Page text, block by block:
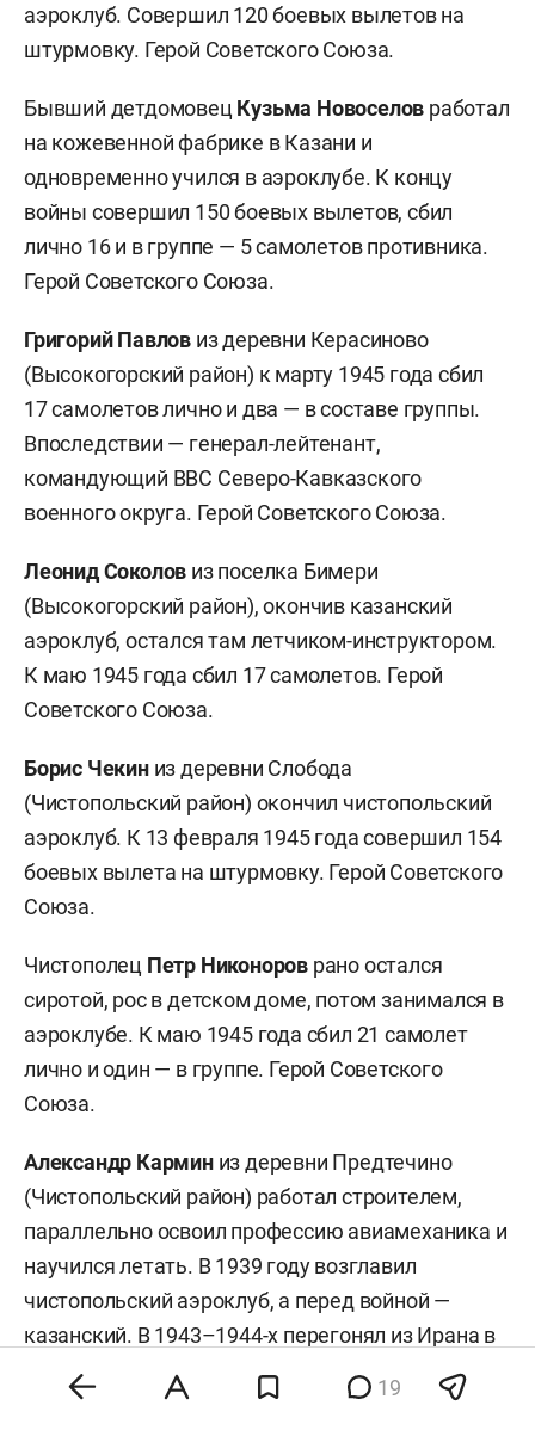
аэроклуб. Совершил 120 боевых вылетов на
штурмовку. Герой Советского Союза.
Бывший детдомовец Кузьма Новоселов работал
на кожевенной фабрике в Казани и
одновременно учился в аэроклубе. К концу
войны совершил 150 боевых вылетов, сбил
лично 16 и в группе — 5 самолетов противника.
Герой Советского Союза.
Григорий Павлов из деревни Керасиново
(Высокогорский район) к марту 1945 года сбил
17 самолетов лично и два — в составе группы.
Впоследствии — генерал-лейтенант,
командующий ВВС Северо-Кавказского
военного округа. Герой Советского Союза.
Леонид Соколов из поселка Бимери
(Высокогорский район), окончив казанский
аэроклуб, остался там летчиком-инструктором.
К маю 1945 года сбил 17 самолетов. Герой
Советского Союза.
Борис Чекиниз деревни Слобода
(Чистопольский район) окончил чистопольский
аэроклуб. К 13 февраля 1945 года совершил 154
боевых вылета на штурмовку. Герой Советского
Союза.
Чистополец Петр Никоноров рано остался
сиротой, рос в детском доме, потом занимался в
аэроклубе. К маю 1945 года сбил 21 самолет
лично и один — в группе. Герой Советского
Союза.
Александр Карминиз деревни Предтечино
(Чистопольский район) работал строителем,
параллельно освоил профессию авиамеханика и
научился летать. В 1939 году возглавил
чистопольский аэроклуб, а перед войной —
казанский. В 1943–1944-х перегонял из Ирана в
СССР американские ленд-лизовские
истребители Airacobra. 31 мая 1944 года сбил
19